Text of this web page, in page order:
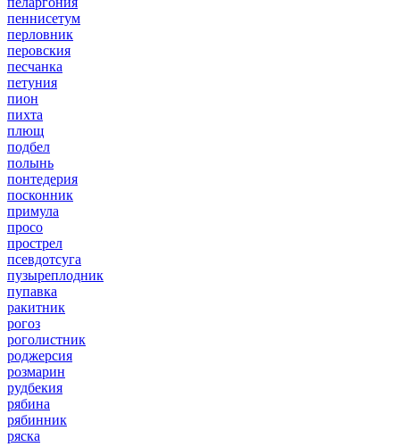
пеннисетум
перловник
перовския
песчанка
петуния
пион
пихта
плющ
подбел
полынь
понтедерия
посконник
примула
просо
прострел
псевдотсуга
пузыреплодник
пупавка
ракитник
рогоз
роголистник
роджерсия
розмарин
рудбекия
рябина
рябинник
ряска